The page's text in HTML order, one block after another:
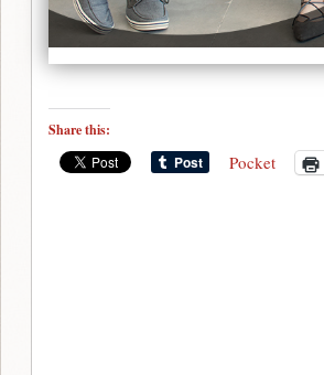
Share this:
Pocket